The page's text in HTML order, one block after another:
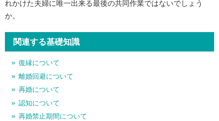
れかけた夫婦に唯一出来る最後の共同作業ではないでしょう
か。
関連する基礎知識
復縁について
離婚回避について
再婚について
認知について
再婚禁止期間について